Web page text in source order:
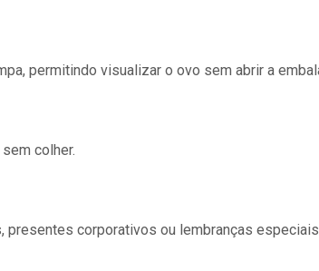
permitindo visualizar o ovo sem abrir a
colher.
presentes corporativos ou lembranças